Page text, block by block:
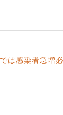
は感染者急増